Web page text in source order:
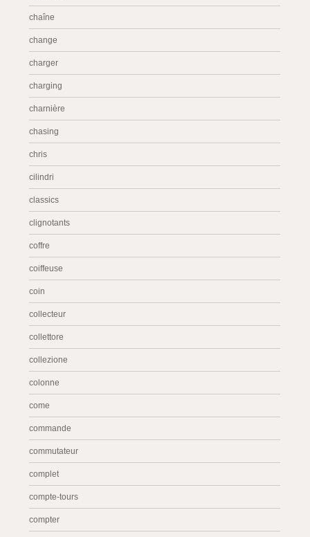
chaîne
change
charger
charging
charnière
chasing
chris
cilindri
classics
clignotants
coffre
coiffeuse
coin
collecteur
collettore
collezione
colonne
come
commande
commutateur
complet
compte-tours
compter